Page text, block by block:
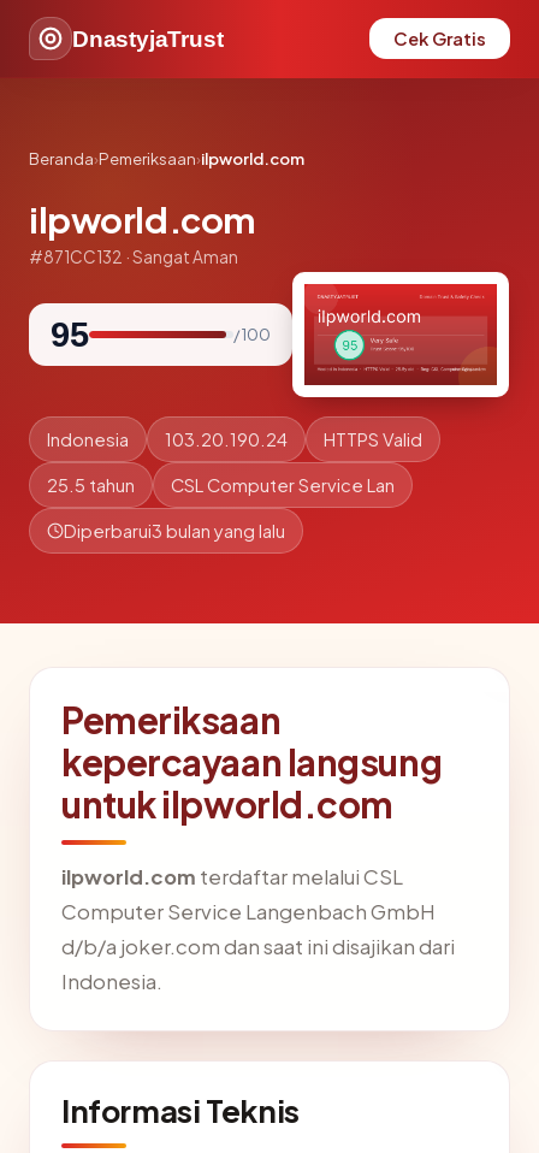
DnastyjaTrust Cek Gratis
Beranda›Pemeriksaan›ilpworld.com
ilpworld.com
#871CC132 · Sangat Aman
95 / 100
Indonesia 103.20.190.24 HTTPS Valid
25.5 tahun CSL Computer Service Lan
Diperbarui3 bulan yang lalu
Pemeriksaan
kepercayaan langsung
untuk ilpworld.com
ilpworld.com terdaftar melalui CSL
Computer Service Langenbach GmbH
d/b/a joker.com dan saat ini disajikan dari
Indonesia.
Informasi Teknis